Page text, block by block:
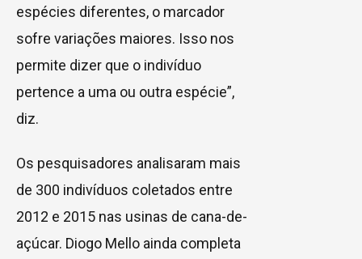
espécies diferentes, o marcador
sofre variações maiores. Isso nos
permite dizer que o indivíduo
pertence a uma ou outra espécie”,
diz.
Os pesquisadores analisaram mais
de 300 indivíduos coletados entre
2012 e 2015 nas usinas de cana-de-
açúcar. Diogo Mello ainda completa